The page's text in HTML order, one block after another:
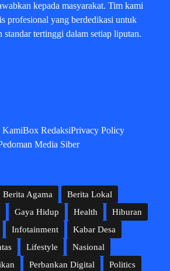
kepada masyarakat. Tim kami
profesional yang berdedikasi untuk
standar tertinggi dalam setiap liputan.
KamiBox RedaksiPrivacy Policy
Media Siber
Berita Agama
Berita Lokal
Gaya Hidup Health
Hiburan
Infotainment
Kabar Desa
Lifestyle
Nasional
Perbankan Digital Politics